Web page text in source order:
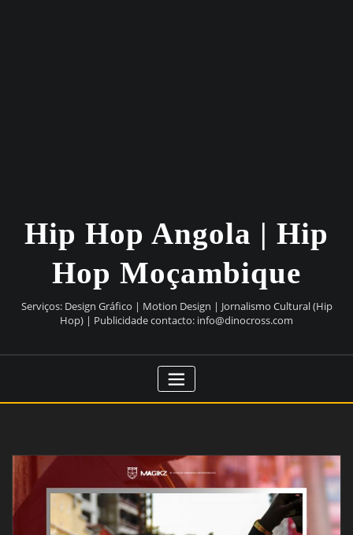
Hip Hop Angola | Hip
Hop Moçambique
Serviços: Design Gráfico | Motion Design | Jornalismo Cultural (Hip
Hop) | Publicidade contacto: info@dinocross.com